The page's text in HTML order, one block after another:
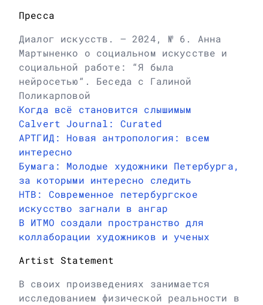
Пресса
Диалог искусств. — 2024, № 6. Анна
Мартыненко о социальном искусстве и
социальной работе: “Я была
нейросетью“. Беседа с Галиной
Поликарповой
Когда всё становится слышимым
Calvert Journal: Curated
АРТГИД: Новая антропология: всем
интересно
Бумага: Молодые художники Петербурга,
за которыми интересно следить
НТВ: Современное петербургское
искусство загнали в ангар
В ИТМО создали пространство для
коллаборации художников и ученых
Artist Statement
В своих произведениях занимается
исследованием физической реальности в